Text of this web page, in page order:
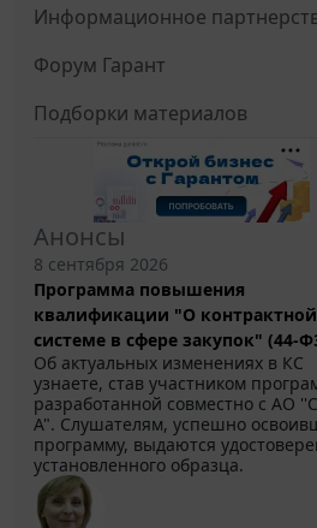
Информационное
Форум Гарант
Подборки материалов
Анонсы
8 сентября 2026
Программа повышения
квалификации "О контрактной
системе в сфере закупок" (44-
Об актуальных изменениях в КС
узнаете, став участником
разработанной совместно с АО
А". Слушателям, успешно
программу, выдаются
установленного образца.